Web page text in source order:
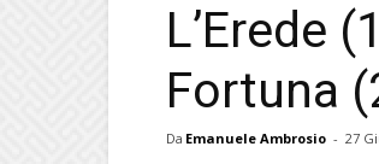
L’Erede
Fortuna
Da Emanuele Ambrosio - 27